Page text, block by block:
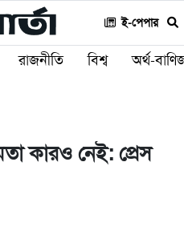
ই-পেপার
রাজনীতি বিশ্ব অর্থ-
কারও নেই: প্রেস